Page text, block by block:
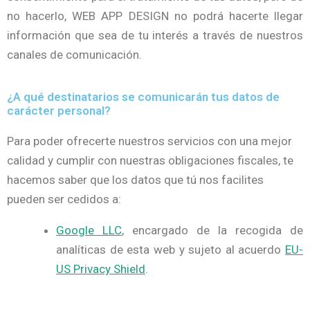
no hacerlo, WEB APP DESIGN no podrá hacerte llegar
información que sea de tu interés a través de nuestros
canales de comunicación.
¿A qué destinatarios se comunicarán tus datos de
carácter personal?
Para poder ofrecerte nuestros servicios con una mejor
calidad y cumplir con nuestras obligaciones fiscales, te
hacemos saber que los datos que tú nos facilites
pueden ser cedidos a:
Google LLC, encargado de la recogida de
analíticas de esta web y sujeto al acuerdo EU-
US Privacy Shield.